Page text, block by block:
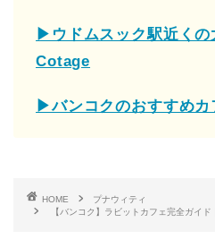
▶ウドムスック駅近く
Cotage
▶バンコクのおすすめカ
HOME
プナウィティ
【バンコク】ラビットカフェ完全ガイ